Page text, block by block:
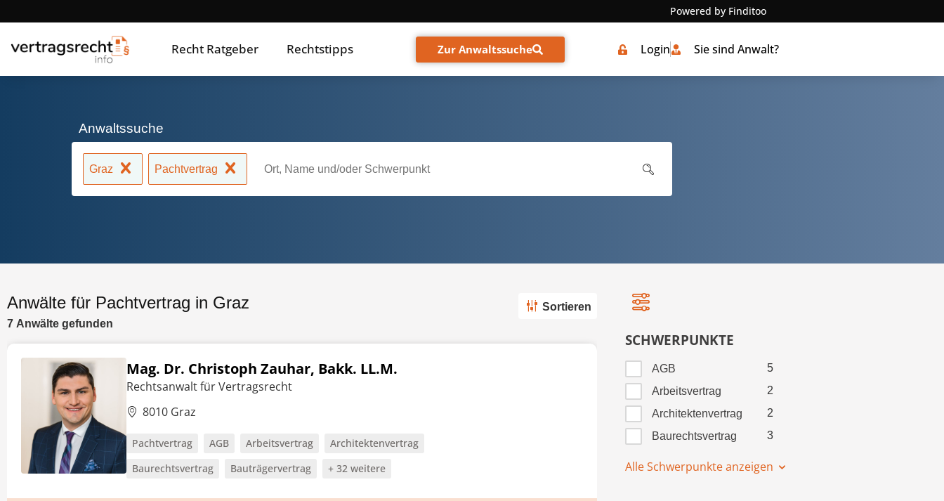
Powered by Finditoo
Recht Ratgeber Rechtstipps Zur Anwaltssuche Login Sie sind Anwalt?
Anwaltssuche
Graz Pachtvertrag
Anwälte für Pachtvertrag in Graz
7 Anwälte gefunden
Sortieren
Mag. Dr. Christoph Zauhar, Bakk. LL.M.
Rechtsanwalt für Vertragsrecht
8010 Graz
Pachtvertrag AGB Arbeitsvertrag
Architektenvertrag
Baurechtsvertrag
Bauträgervertrag + 32 weitere
SCHWERPUNKTE
AGB
5
Arbeitsvertrag
2
Architektenvertrag
2
Baurechtsvertrag
3
Alle Schwerpunkte anzeigen